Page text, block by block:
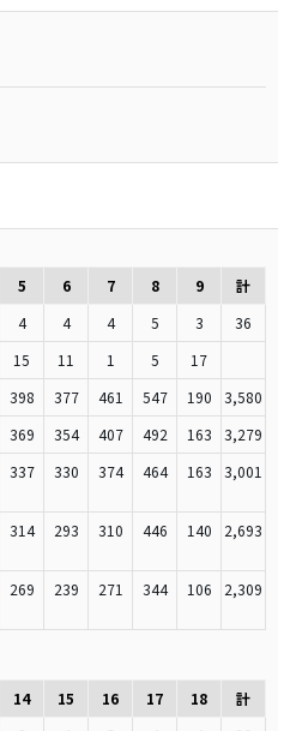
5 6 7 8 9
計
4 4 4 5 3
36
15 11 1 5
17
398 377 461 547 190
3,580
369 354 407 492 163
3,279
337 330 374 464 163 3,001
314 293 310 446 140 2,693
269 239 271 344 106 2,309
14 15 16 17 18
計